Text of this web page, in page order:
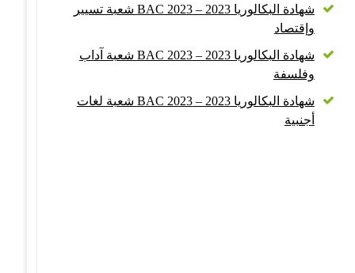
شهادة البكالوريا 2023 – BAC 2023 شعبة تسيير
وإقتصاد
شهادة البكالوريا 2023 – BAC 2023 شعبة آداب
وفلسفة
شهادة البكالوريا 2023 – BAC 2023 شعبة لغات
أجنبية